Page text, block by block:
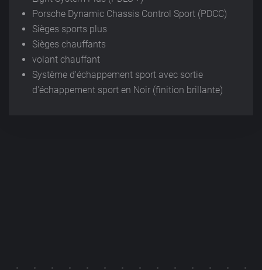
Porsche Dynamic Chassis Control Sport (PDCC)
Sièges sports plus
Sièges chauffants
volant chauffant
Système d'échappement sport avec sortie
d'échappement sport en Noir (finition brillante)